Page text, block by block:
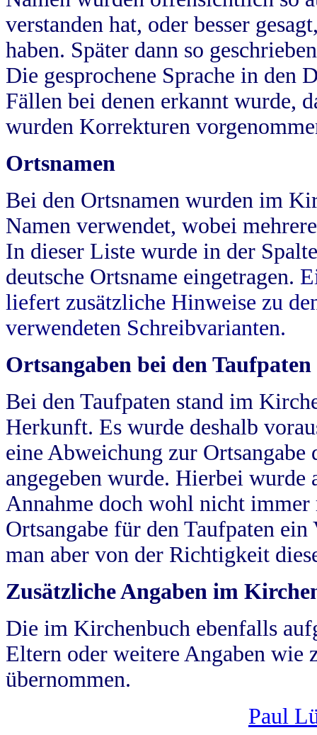
verstanden hat, oder besser
haben. Später dann so
Die gesprochene Sprache in
Fällen bei denen erkannt wurde,
wurden Korrekturen
Ortsnamen
Bei den Ortsnamen wurden im
Namen verwendet, wobei
In dieser Liste wurde in der
deutsche Ortsname eingetragen.
liefert zusätzliche Hinweise zu
verwendeten Schreibvarianten.
Ortsangaben bei den Taufpaten
Bei den Taufpaten stand im
Herkunft. Es wurde deshalb
eine Abweichung zur
angegeben wurde. Hierbei wurde
Annahme doch wohl nicht
Ortsangabe für den Taufpaten
man aber von der Richtigkeit
Zusätzliche Angaben im
Die im Kirchenbuch ebenfalls
Eltern oder weitere Angaben wie
übernommen.
Paul